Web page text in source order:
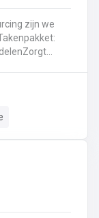
zijn we
toe